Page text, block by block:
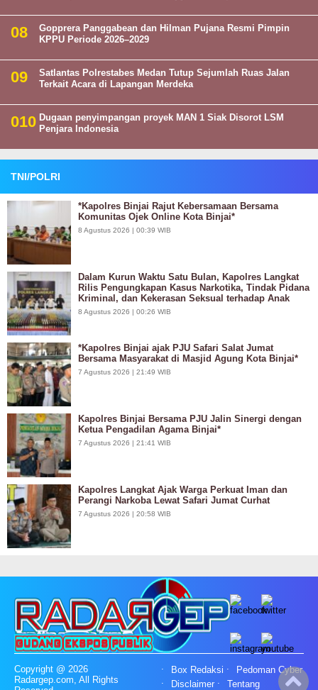
Gopprera Panggabean dan Hilman Pujana Resmi Pimpin
KPPU Periode 2026–2029
Satlantas Polrestabes Medan Tutup Sejumlah Ruas Jalan
Terkait Acara di Lapangan Merdeka
Dugaan penyimpangan proyek MAN 1 Siak Disorot LSM
Penjara Indonesia
TNI/POLRI
*Kapolres Binjai Rajut Kebersamaan Bersama
Komunitas Ojek Online Kota Binjai*
8 Agustus 2026 | 00:39 WIB
Dalam Kurun Waktu Satu Bulan, Kapolres Langkat
Rilis Pengungkapan Kasus Narkotika, Tindak Pidana
Kriminal, dan Kekerasan Seksual terhadap Anak
8 Agustus 2026 | 00:26 WIB
*Kapolres Binjai ajak PJU Safari Salat Jumat
Bersama Masyarakat di Masjid Agung Kota Binjai*
7 Agustus 2026 | 21:49 WIB
Kapolres Binjai Bersama PJU Jalin Sinergi dengan
Ketua Pengadilan Agama Binjai*
7 Agustus 2026 | 21:41 WIB
Kapolres Langkat Ajak Warga Perkuat Iman dan
Perangi Narkoba Lewat Safari Jumat Curhat
7 Agustus 2026 | 20:58 WIB
Copyright @ 2026
Radargep.com, All Rights
Box Redaksi
Pedoman Cyber
Disclaimer
Tentang